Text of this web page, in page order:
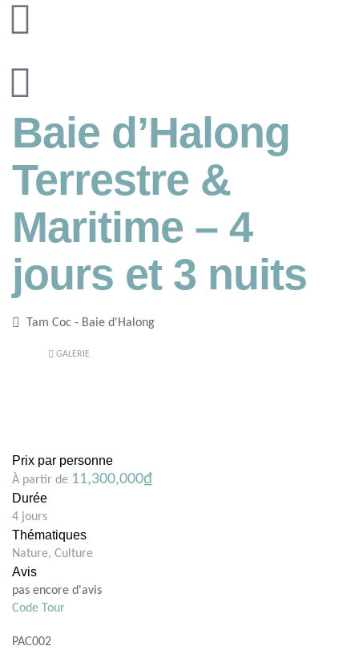
Baie d’Halong
Terrestre &
Maritime – 4
jours et 3 nuits
Tam Coc - Baie d'Halong
GALERIE
Prix par personne
À partir de 11,300,000₫
Durée
4 jours
Thématiques
Nature, Culture
Avis
pas encore d'avis
Code Tour
PAC002